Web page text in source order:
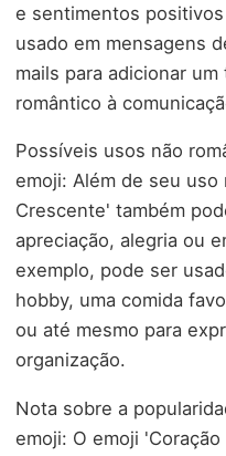
e sentimentos
usado em mensagens
mails para adicionar
romântico à
Possíveis usos não
emoji: Além de seu uso
Crescente' também
apreciação, alegria ou
exemplo, pode ser
hobby, uma comida
ou até mesmo para
organização.
Nota sobre a
emoji: O emoji